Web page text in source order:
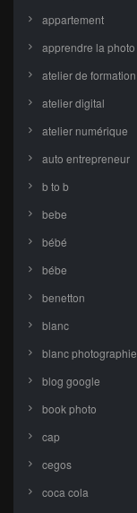
appartement
apprendre la photo
atelier de formation
atelier digital
atelier numérique
auto entrepreneur
b to b
bebe
bébé
bébe
benetton
blanc
blanc photographie
blog google
book photo
cap
cegos
coca cola